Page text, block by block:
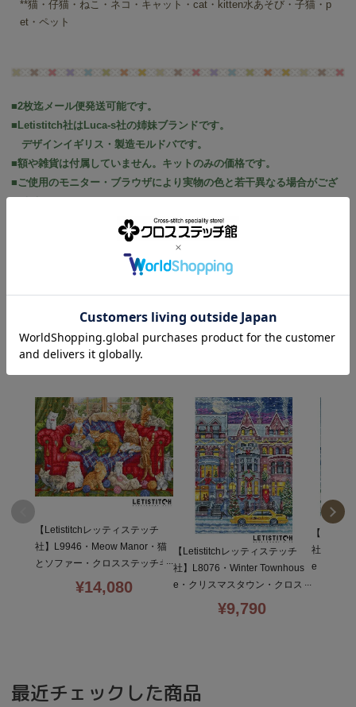
**猫・仔猫・ねこ・ネコ・キャット・cat・kitten水あそび・子猫・p
et・ペット
■2枚迄メール便発送可能です。
■Letistitch社はLuca-s社の姉妹ブランドです。
デザインイギリス・製造モルドバです。
■額や雑貨は付属していません。キットのみの価格です。
■ご使用のモニター・ブラウザにより実物の色と若干異なる場合がござ
こちらの商品を閲覧した人は、こんな
商品も見ています
【Letistitchレッティステッチ
社】L9946・Meow Manor・猫
とソファー・クロスステッチキ
ット・16CT・44×32・全面刺し
¥14,080
【Letistitchレッティステッチ
社】L8076・Winter Townhous
e・クリスマスタウン・クロス
ステッチキット・16CT・30×2
¥9,790
【
社】
e・海辺
テッチキ
最近チェックした商品